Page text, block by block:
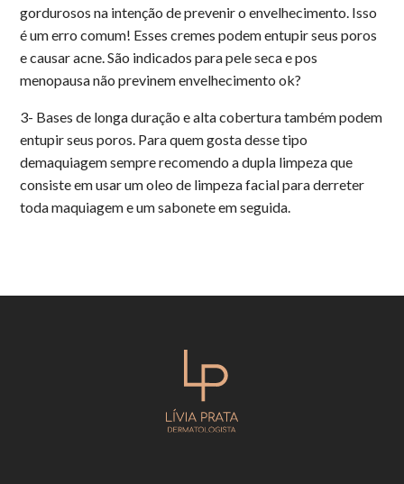
gordurosos na intenção de prevenir o envelhecimento. Isso
é um erro comum! Esses cremes podem entupir seus poros
e causar acne. São indicados para pele seca e pos
menopausa não previnem envelhecimento ok?
3- Bases de longa duração e alta cobertura também podem
entupir seus poros. Para quem gosta desse tipo
demaquiagem sempre recomendo a dupla limpeza que
consiste em usar um oleo de limpeza facial para derreter
toda maquiagem e um sabonete em seguida.